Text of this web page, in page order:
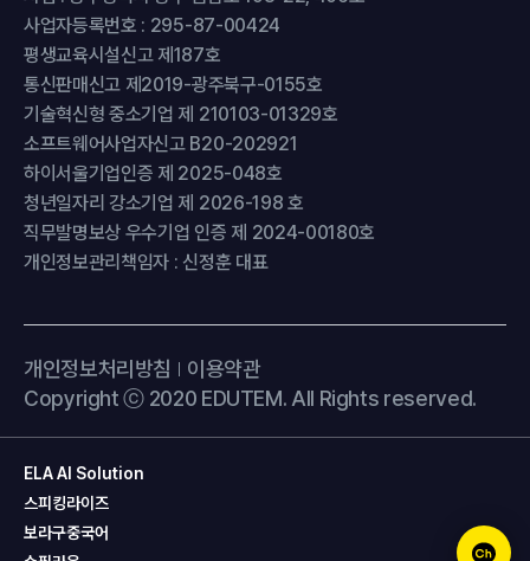
사업자등록번호 : 295-87-00424
평생교육시설신고 제187호
통신판매신고 제2019-광주북구-0155호
기술혁신형 중소기업 제 210103-01329호
소프트웨어사업자신고 B20-202921
하이서울기업인증 제 2025-048호
청년일자리 강소기업 제 2026-198 호
직무발명보상 우수기업 인증 제 2024-00180호
개인정보관리책임자 : 신정훈 대표
개인정보처리방침
이용약관
Copyright ⓒ 2020 EDUTEM. All Rights reserved.
ELA AI Solution
스피킹라이즈
보라구중국어